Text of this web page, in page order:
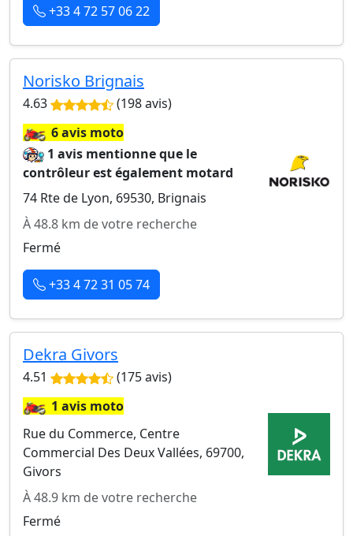
+33 4 72 57 06 22
Norisko Brignais
4.63 (198 avis)
🏍️6 avis moto
1 avis mentionne que le
contrôleur est également motard
74 Rte de Lyon, 69530, Brignais
À 48.8 km de votre recherche
Fermé
+33 4 72 31 05 74
Dekra Givors
4.51 (175 avis)
🏍️1 avis moto
Rue du Commerce, Centre
Commercial Des Deux Vallées, 69700,
Givors
À 48.9 km de votre recherche
Fermé